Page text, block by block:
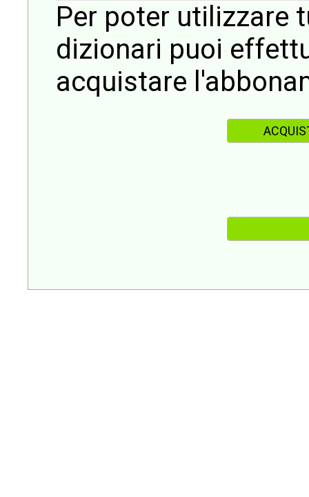
Per poter utilizzare
dizionari puoi
acquistare